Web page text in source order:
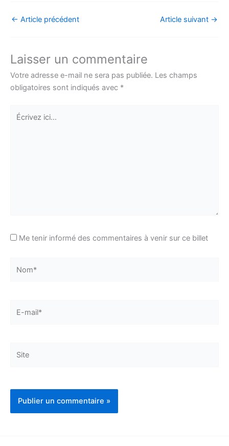
← Article précédent Article suivant →
Laisser un commentaire
Votre adresse e-mail ne sera pas publiée. Les champs
obligatoires sont indiqués avec *
Écrivez
ici…
Me tenir informé des commentaires à venir sur ce billet
mail*